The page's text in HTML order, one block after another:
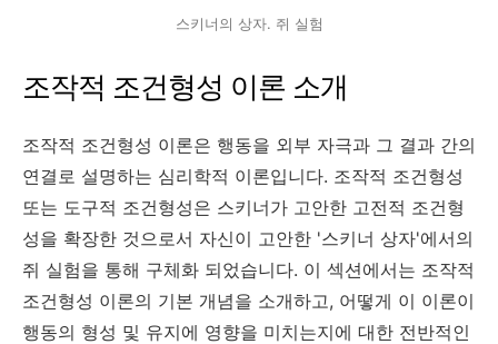
스키너의 상자. 쥐 실험
조작적 조건형성 이론 소개
조작적 조건형성 이론은 행동을 외부 자극과 그 결과 간의
연결로 설명하는 심리학적 이론입니다. 조작적 조건형성
또는 도구적 조건형성은 스키너가 고안한 고전적 조건형
성을 확장한 것으로서 자신이 고안한 '스키너 상자'에서의
쥐 실험을 통해 구체화 되었습니다. 이 섹션에서는 조작적
조건형성 이론의 기본 개념을 소개하고, 어떻게 이 이론이
행동의 형성 및 유지에 영향을 미치는지에 대한 전반적인